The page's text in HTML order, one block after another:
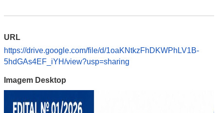
URL
https://drive.google.com/file/d/1oaKNtkzFhDKWPhLV1B-
5hdGAs4EF_iYH/view?usp=sharing
Imagem Desktop